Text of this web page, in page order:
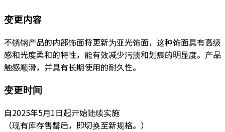
变更内容
不锈钢产品的内部饰面将更新为亚光饰面，这种饰面具有高级
感和光度柔和的特性，能有效减少污渍和划痕的明显度。产品
触感顺滑，并具有长期使用的耐久性。
变更时间
自2025年5月1日起开始陆续实施
（现有库存售罄后，即切换至新规格。）